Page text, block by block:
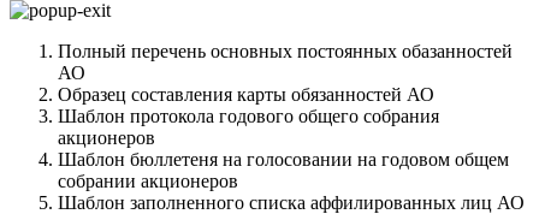
Полный перечень основных постоянных обазанностей
АО
Образец составления карты обязанностей АО
Шаблон протокола годового общего собрания
акционеров
Шаблон бюллетеня на голосовании на годовом общем
собрании акционеров
Шаблон заполненного списка аффилированных лиц АО